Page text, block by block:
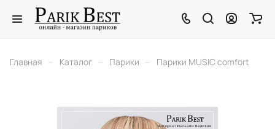
Главная – Каталог – Парики – Парики MUSIC comfort